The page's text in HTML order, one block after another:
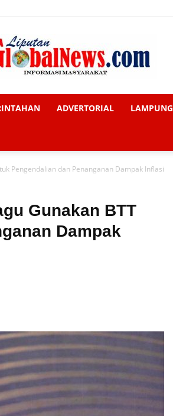
ADVERTORIAL LAMPUNG
Pengendalian dan Penanganan Dampak Inflasi
Gunakan BTT
Dampak